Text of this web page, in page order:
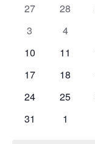
Calendario
de
Eventos
0
27
0
28
0
3
0
4
0
10
0
11
0
17
0
18
0
24
0
25
0
31
0
1